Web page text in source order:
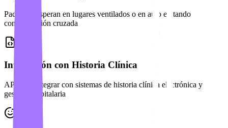
Pacientes esperan en lugares ventilados o en auto evitando
contaminación cruzada
Integración con Historia Clínica
API para integrar con sistemas de historia clínica electrónica y
gestión hospitalaria